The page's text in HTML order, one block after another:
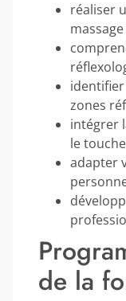
réaliser
zones
intégrer
le
adapter
de la